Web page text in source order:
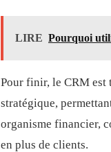
LIRE Pourquoi
Pour finir, le CRM
stratégique,
organisme financier,
en plus de clients.